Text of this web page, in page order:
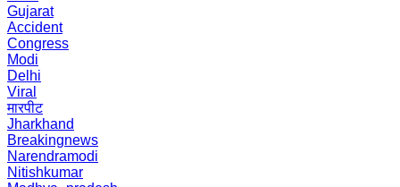
Gujarat
Accident
Congress
Modi
Delhi
Viral
मारपीट
Jharkhand
Breakingnews
Narendramodi
Nitishkumar